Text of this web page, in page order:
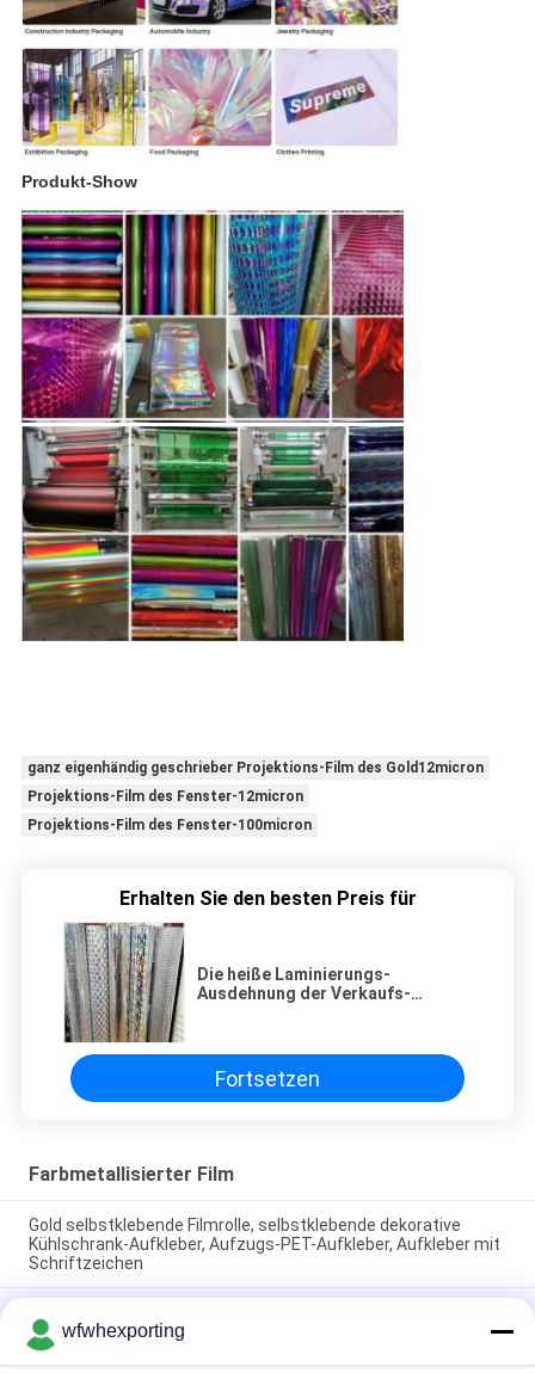
Produkt-Show
ganz eigenhändig geschrieber Projektions-Film des Gold12micron
Projektions-Film des Fenster-12micron
Projektions-Film des Fenster-100micron
Erhalten Sie den besten Preis für
Die heiße Laminierungs-
Ausdehnung der Verkaufs-
geschriebes Solar-Contral
druckt, walzt kalt
Fortsetzen
Farbmetallisierter Film
Gold selbstklebende Filmrolle, selbstklebende dekorative
Kühlschrank-Aufkleber, Aufzugs-PET-Aufkleber, Aufkleber mit
Schriftzeichen
akzeptieren Sie kundenspezifische Laser Pet und Pvc
Metallized Laser Produkt
wfwhexporting